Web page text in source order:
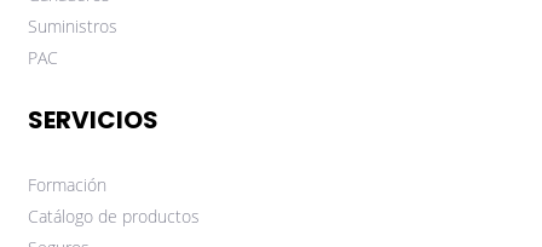
Suministros
PAC
SERVICIOS
Formación
Catálogo de productos